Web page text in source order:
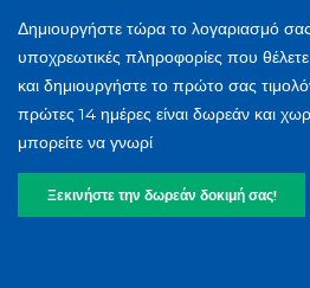
Δημιουργήστε τώρα το λογαριασμό
υποχρεωτικές πληροφορίες που θέλετε
και δημιουργήστε το πρώτο σας
πρώτες 14 ημέρες είναι δωρεάν και
μπορείτε να γνωρί
Ξεκινήστε την δωρεάν δοκιμή σας!